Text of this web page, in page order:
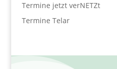
Termine jetzt verNETZt
Termine Telar